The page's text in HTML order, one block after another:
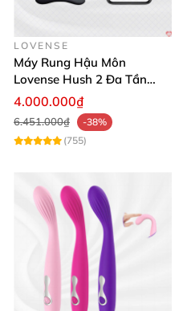
LOVENSE
Máy Rung Hậu Môn
Lovense Hush 2 Đa Tần
Điều Khiển Qua App Siêu
4.000.000₫
6.451.000₫
-38%
(755)